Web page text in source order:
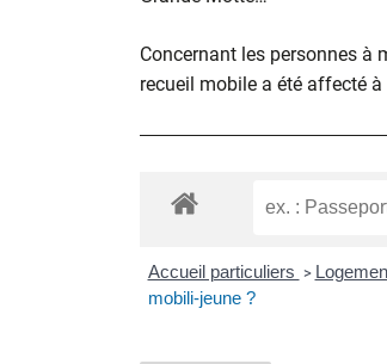
Concernant les personnes à
recueil mobile a été affecté à
Accueil particuliers >
mobili-jeune ?